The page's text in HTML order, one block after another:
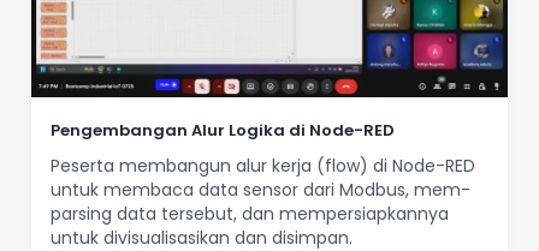
Pengembangan Alur Logika di Node-RED
Peserta membangun alur kerja (flow) di Node-RED
untuk membaca data sensor dari Modbus, mem-
parsing data tersebut, dan mempersiapkannya
untuk divisualisasikan dan disimpan.